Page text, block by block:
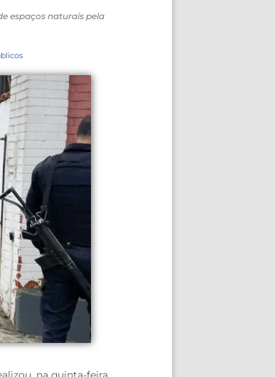
espaços naturais pela